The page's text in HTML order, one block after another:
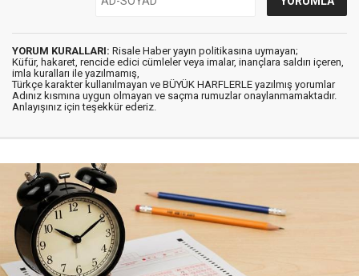
YORUM KURALLARI: Risale Haber yayın politikasına uymayan;
Küfür, hakaret, rencide edici cümleler veya imalar, inançlara saldırı içeren,
imla kuralları ile yazılmamış,
Türkçe karakter kullanılmayan ve BÜYÜK HARFLERLE yazılmış yorumlar
Adınız kısmına uygun olmayan ve saçma rumuzlar onaylanmamaktadır.
Anlayışınız için teşekkür ederiz.